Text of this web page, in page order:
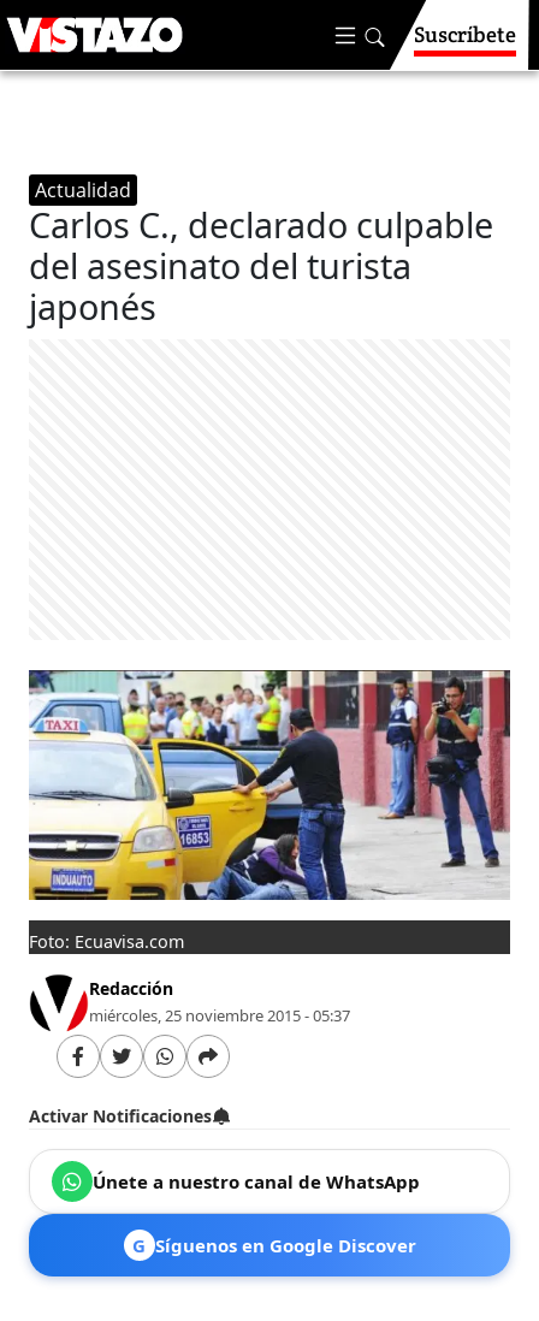
Suscríbete
Actualidad
Carlos C., declarado culpable
del asesinato del turista
japonés
Foto: Ecuavisa.com
Redacción
miércoles, 25 noviembre 2015 - 05:37
Activar Notificaciones
Únete a nuestro canal de WhatsApp
G Síguenos en Google Discover